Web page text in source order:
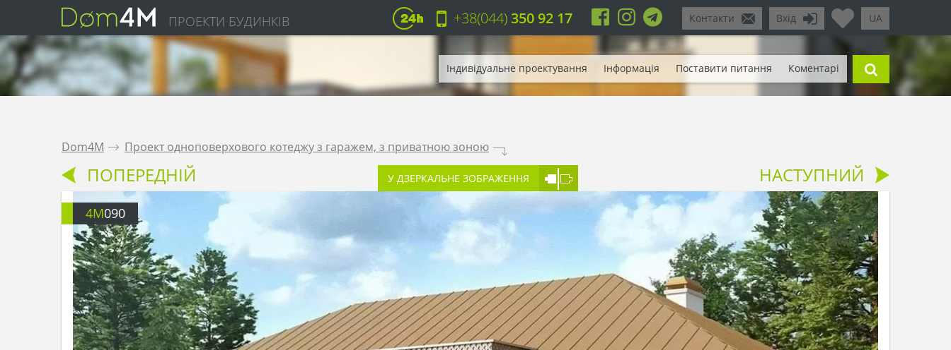
ПРОЕКТИ БУДИНКІВ UA
Вхід
Контакти
+38(044)350 92 17
Індивідуальне проектування Інформація Поставити питання Коментарі
Dom4M . Проект одноповерхового котеджу з гаражем, з приватною зоною .
ПОПЕРЕДНІЙ У ДЗЕРКАЛЬНЕ ЗОБРАЖЕННЯ НАСТУПНИЙ
4M090